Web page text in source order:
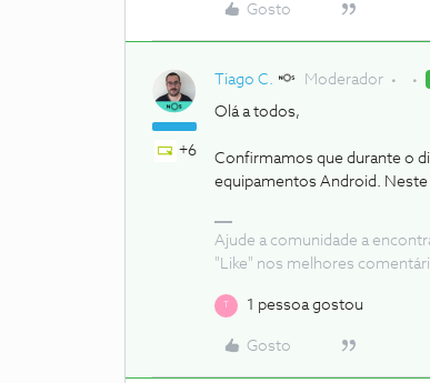
Gosto
+6
Tiago C. Moderador
Olá a todos,
Confirmamos que durante o
equipamentos Android.
Ajude a comunidade a
"Like" nos melhores
1 pessoa gostou
Gosto